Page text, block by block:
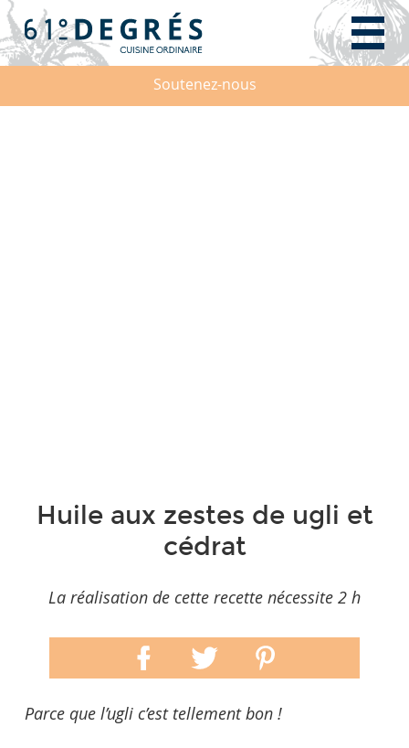
Soutenez-nous
Huile aux zestes de ugli et
cédrat
La réalisation de cette recette nécessite 2 h
Parce que l’ugli c’est tellement bon !